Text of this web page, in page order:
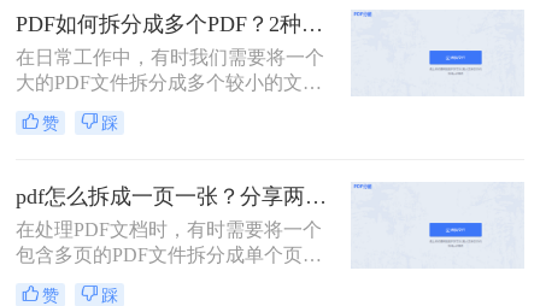
拆分成多个小文件，以便更好地管理
和使用。那么一个PDF怎么拆分呢？
本文将介绍三种拆分PDF文件的方
法，帮助读者轻松实现PDF的拆分操
作。
PDF如何拆分成多个PDF？2种高效方法详解分享
在日常工作中，有时我们需要将一个
大的PDF文件拆分成多个较小的文
件，以便更好地管理和使用。无论是
为了便于共享、减少文件大小还是针
技巧都是非常有用的。那么PDF如何
拆分成多个PDF呢？本文将介绍两种
简单且高效的PDF拆分方法。
赞 踩
pdf怎么拆成一页一张？分享两种常用的拆分方法！
在处理PDF文档时，有时需要将一个
包含多页的PDF文件拆分成单个页面
的PDF文件。那么pdf怎么拆成一页一
赞 踩